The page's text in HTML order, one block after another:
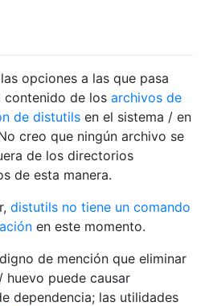
opciones a las que pasa
contenido de los archivos de
de distutils en el sistema / en
creo que ningún archivo se
de los directorios
de esta manera.
distutils no tiene un comando
en este momento.
de mención que eliminar
huevo puede causar
dependencia; las utilidades